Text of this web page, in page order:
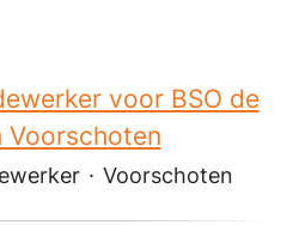
voor BSO de
Voorschoten
· Voorschoten